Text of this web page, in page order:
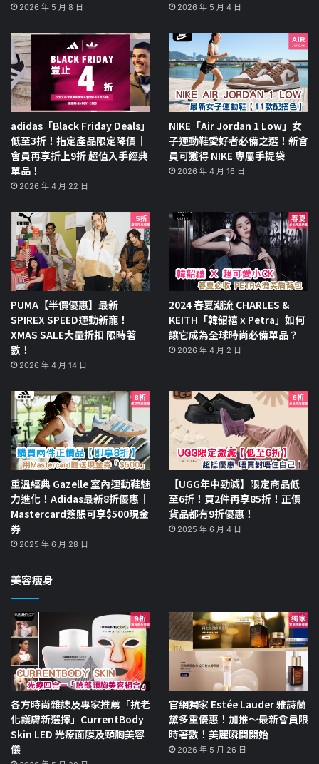
2026 年 5 月 8 日 2026 年 5 月 4 日
adidas「Black Friday Deals」
低至3折！指定產品限定降價｜
會員再享折上9折 超值入手經典
單品！
2026 年 4 月 22 日
NIKE「Air Jordan 1 Low」女
子運動鞋愛好者必備之選！新會
員可獲得 NIKE 專屬手提袋
2026 年 4 月 16 日
PUMA【半價優惠】最新
SPIREX SPEED運動新寵！
XMAS SALE大量折扣 限時著
數！
2026 年 4 月 14 日
2024 春夏潮流 CHARLES &
KEITH「韓韶禧 x Petra」如何
讓它成為全球時尚必備單品？
2026 年 4 月 2 日
重溫經典 Gazelle 室內運動鞋魅
力進化！Adidas最新8折優惠｜
Mastercard簽賬可享$500現金
券
2025 年 6 月 28 日
【UGG年中勁減】限定商品低
至6折！買2件再享85折！正價
貨品都有9折優惠！
2025 年 6 月 4 日
美容瘦身
各方時尚雜誌及專家推薦「抗老
化護膚新選擇」CurrentBody
Skin LED 光療面膜及頸胸美容
儀
官網獨家 Estée Lauder 雅詩蘭
黛多重優惠！加推～最新會員限
時著數！美麗瞬間開始
2026 年 5 月 26 日